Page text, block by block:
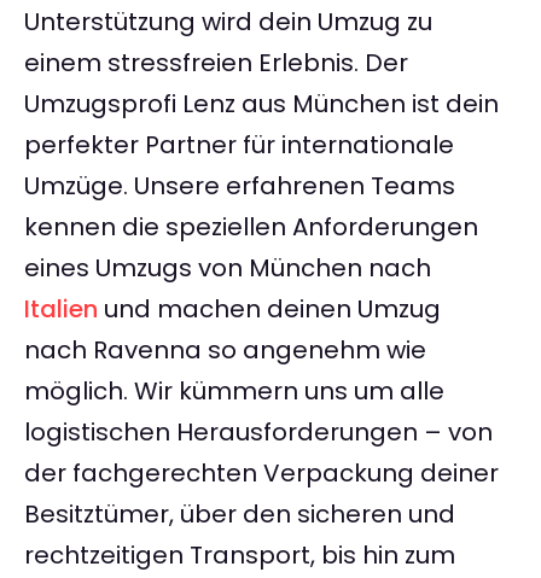
Unterstützung wird dein Umzug zu
einem stressfreien Erlebnis. Der
Umzugsprofi Lenz aus München ist dein
perfekter Partner für internationale
Umzüge. Unsere erfahrenen Teams
kennen die speziellen Anforderungen
eines Umzugs von München nach
Italien und machen deinen Umzug
nach Ravenna so angenehm wie
möglich. Wir kümmern uns um alle
logistischen Herausforderungen – von
der fachgerechten Verpackung deiner
Besitztümer, über den sicheren und
rechtzeitigen Transport, bis hin zum